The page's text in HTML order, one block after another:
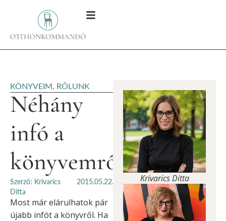
KÖNYVEIM RÓLUNK
Néhány
infó a
könyvemről…
Szerző: Krivarics
Ditta
2015.05.22.
Most már elárulhatok pár
újabb infót a könyvről. Ha
Krivarics Ditta